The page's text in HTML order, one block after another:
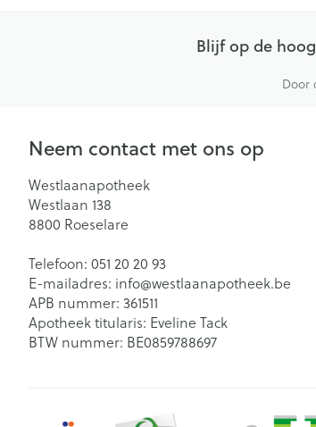
Blijf op de
Door
Neem contact met ons op
Westlaanapotheek
Westlaan 138
8800 Roeselare
Telefoon: 051 20 20 93
E-mailadres: info@westlaanapotheek.be
APB nummer: 361511
Apotheek titularis: Eveline Tack
BTW nummer: BE0859788697